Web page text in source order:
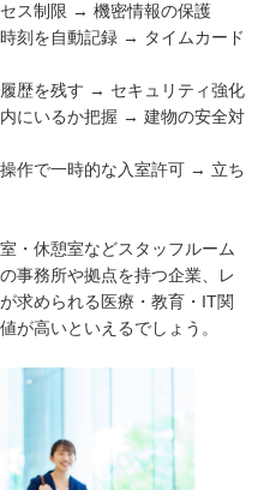
セス制限 → 機密情報の保護
時刻を自動記録 → タイムカード
履歴を残す → セキュリティ強化
内にいるか把握 → 建物の安全対
操作で一時的な入室許可 → 立ち
・休憩室などスタッフルーム
事務所や拠点を持つ企業、レ
求められる医療・教育・IT関
が高いといえるでしょう。